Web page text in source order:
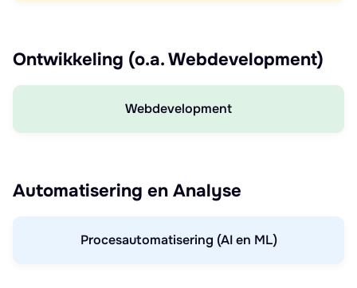
Ontwikkeling (o.a. Webdevelopment)
Webdevelopment
Automatisering en Analyse
Procesautomatisering (AI en ML)